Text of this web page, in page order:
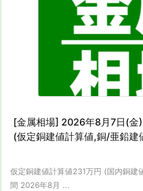
[金属相場] 2026年8月7日(金
(仮定銅建値計算値,銅/亜鉛建
仮定銅建値計算値231万円 (国内銅建
間 2026年8月 ...